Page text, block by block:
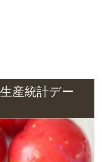
産統計デー